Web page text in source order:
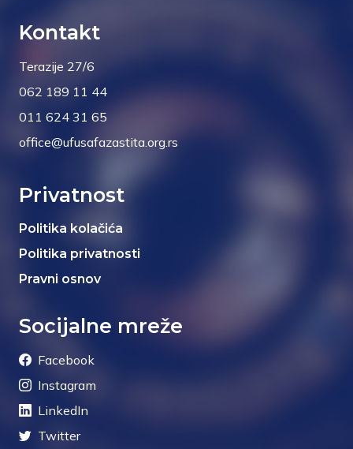
Kontakt
Terazije 27/6
062 189 11 44
011 624 31 65
office@ufusafazastita.org.rs
Privatnost
Politika kolačića
Politika privatnosti
Pravni osnov
Socijalne mreže
Facebook
Instagram
LinkedIn
Twitter